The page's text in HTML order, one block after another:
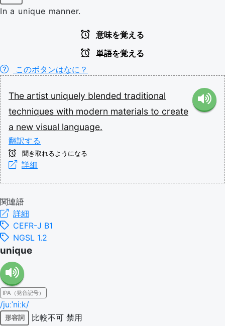
In a unique manner.
意味を覚える
単語を覚える
このボタンはなに？
The artist uniquely blended traditional
techniques with modern materials to create
a new visual language.
翻訳する
聞き取れるようになる
詳細
関連語
詳細
CEFR-J B1
NGSL 1.2
unique
IPA（発音記号）
/juːˈniːk/
形容詞 比較不可 禁用